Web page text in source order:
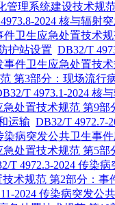
管理系统建设技术规
2024 核与辐射
件卫生应急处置技术
护站设置 DB32/T
事件卫生应急处置技
第3部分：现场流行
T 4973.1-2024 核
处置技术规范 第9
运输 DB32/T 4972.7-
染病突发公共卫生事
急处置技术规范 第5部
T 4972.3-2024 传染
术规范 第2部分：事
2024 传染病突发